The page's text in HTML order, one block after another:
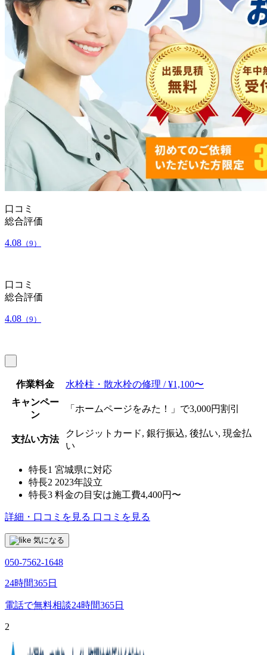
口コミ
総合評価
4.08 （9）
口コミ
総合評価
4.08 （9）
作業料金
水栓柱・散水栓の修理 / ¥1,100〜
キャンペー
ン
「ホームページをみた！」で3,000円割引
支払い方法
クレジットカード, 銀行振込, 後払い, 現金払
い
特長1 宮城県に対応
特長2 2023年設立
特長3 料金の目安は施工費4,400円〜
詳細・口コミを見る 口コミを見る
気になる
050-7562-1648
24時間365日
電話で無料相談24時間365日
2